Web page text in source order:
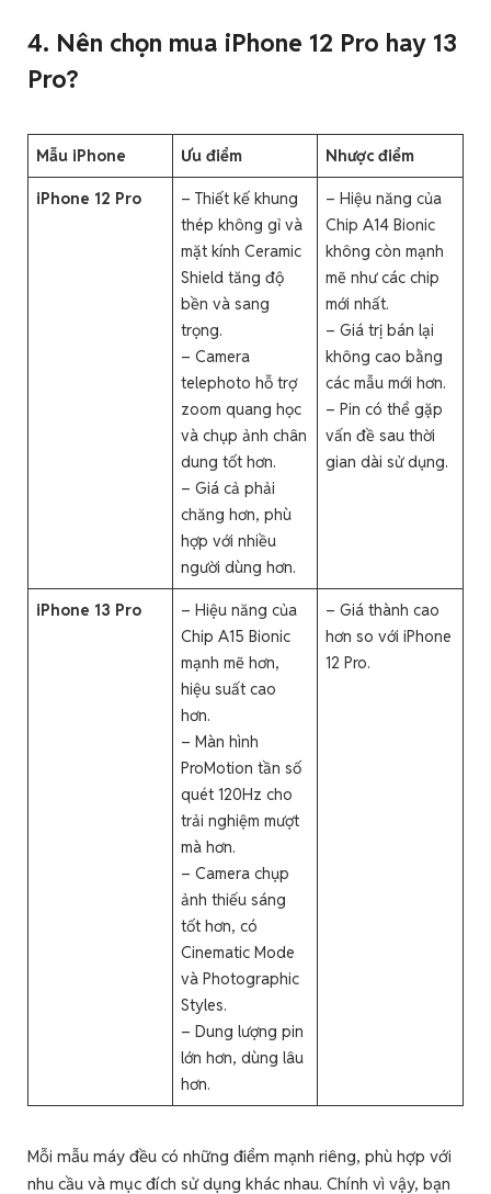
4. Nên chọn mua iPhone 12 Pro hay 13
Pro?
Mẫu iPhone Ưu điểm Nhược điểm
iPhone 12 Pro
– Thiết kế khung
thép không gỉ và
mặt kính Ceramic
Shield tăng độ
bền và sang
trọng.
– Camera
telephoto hỗ trợ
zoom quang học
và chụp ảnh chân
dung tốt hơn.
– Giá cả phải
chăng hơn, phù
hợp với nhiều
người dùng hơn.
– Hiệu năng của
Chip A14 Bionic
không còn mạnh
mẽ như các chip
mới nhất.
– Giá trị bán lại
không cao bằng
các mẫu mới hơn.
– Pin có thể gặp
vấn đề sau thời
gian dài sử dụng.
iPhone 13 Pro
– Hiệu năng của
Chip A15 Bionic
mạnh mẽ hơn,
hiệu suất cao
hơn.
– Màn hình
ProMotion tần số
quét 120Hz cho
trải nghiệm mượt
mà hơn.
– Camera chụp
ảnh thiếu sáng
tốt hơn, có
Cinematic Mode
và Photographic
Styles.
– Dung lượng pin
lớn hơn, dùng lâu
hơn.
– Giá thành cao
hơn so với iPhone
12 Pro.
Mỗi mẫu máy đều có những điểm mạnh riêng, phù hợp với
nhu cầu và mục đích sử dụng khác nhau. Chính vì vậy, bạn